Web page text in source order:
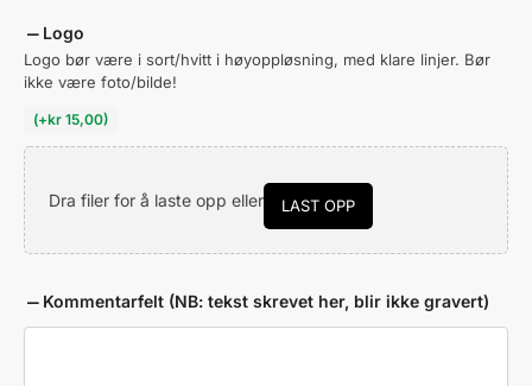
Logo
Logo bør være i sort/hvitt i høyoppløsning, med klare linjer. Bør
ikke være foto/bilde!
(+kr 15,00)
Dra filer for å laste opp eller LAST OPP
Kommentarfelt (NB: tekst skrevet her, blir ikke gravert)